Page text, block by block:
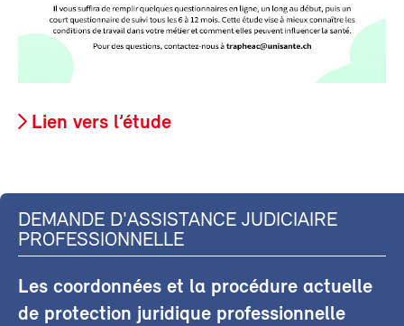
Lien vers l’étude
DEMANDE D'ASSISTANCE JUDICIAIRE
PROFESSIONNELLE
Les coordonnées et la procédure actuelle
de protection juridique professionnelle